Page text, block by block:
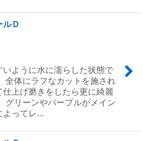
ルＤ
ように水に濡らした状態で
全体にラフなカットを施され
仕上げ磨きをしたら更に綺麗
グリーンやパープルがメイン
よってレ…